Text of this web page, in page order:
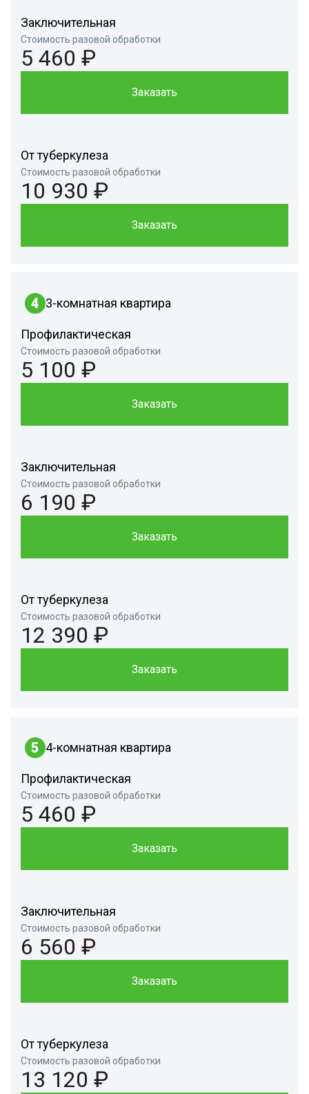
Заключительная
Стоимость разовой обработки
5 460 ₽
Заказать
От туберкулеза
Стоимость разовой обработки
10 930 ₽
Заказать
4 3-комнатная квартира
Профилактическая
Стоимость разовой обработки
5 100 ₽
Заказать
Заключительная
Стоимость разовой обработки
6 190 ₽
Заказать
От туберкулеза
Стоимость разовой обработки
12 390 ₽
Заказать
5 4-комнатная квартира
Профилактическая
Стоимость разовой обработки
5 460 ₽
Заказать
Заключительная
Стоимость разовой обработки
6 560 ₽
Заказать
От туберкулеза
Стоимость разовой обработки
13 120 ₽